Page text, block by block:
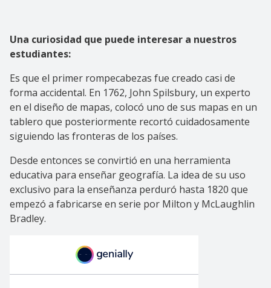
Una curiosidad que puede interesar a nuestros
estudiantes:
Es que el primer rompecabezas fue creado casi de
forma accidental. En 1762, John Spilsbury, un experto
en el diseño de mapas, colocó uno de sus mapas en un
tablero que posteriormente recortó cuidadosamente
siguiendo las fronteras de los países.
Desde entonces se convirtió en una herramienta
educativa para enseñar geografía. La idea de su uso
exclusivo para la enseñanza perduró hasta 1820 que
empezó a fabricarse en serie por Milton y McLaughlin
Bradley.